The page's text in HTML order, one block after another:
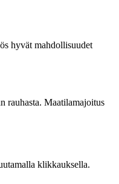
hyvät mahdollisuudet
rauhasta. Maatilamajoitus
klikkauksella.